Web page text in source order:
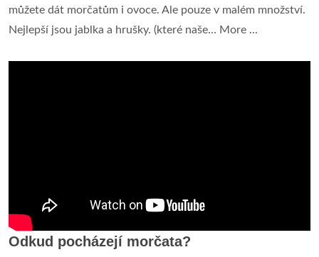
můžete dát morčatům i ovoce. Ale pouze v malém množství.
Nejlepší jsou jablka a hrušky. (které naše... More ...
Odkud pocházejí morčata?